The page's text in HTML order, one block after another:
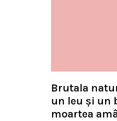
Brutala
un leu și un
moartea